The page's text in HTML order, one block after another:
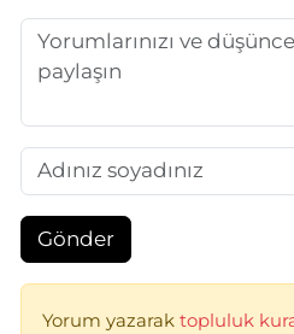
Gönder
Yorum yazarak topluluk